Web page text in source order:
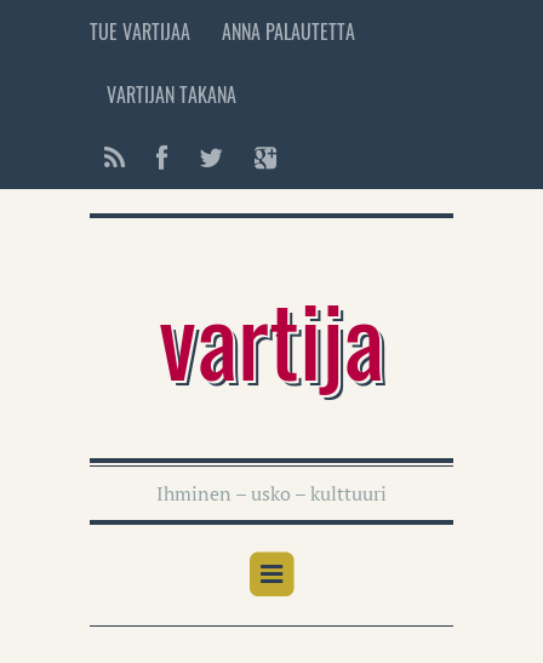
TUE VARTIJAA ANNA PALAUTETTA
VARTIJAN TAKANA
vartija
Ihminen – usko – kulttuuri